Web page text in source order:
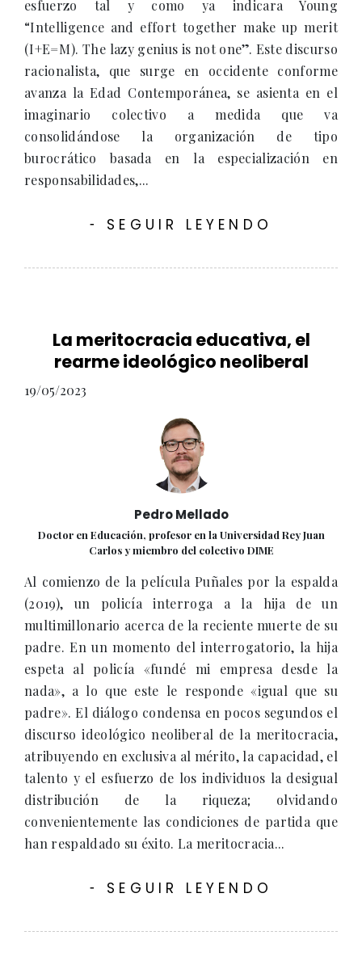
esfuerzo tal y como ya indicara Young
“Intelligence and effort together make up merit
(I+E=M). The lazy genius is not one”. Este discurso
racionalista, que surge en occidente conforme
avanza la Edad Contemporánea, se asienta en el
imaginario colectivo a medida que va
consolidándose la organización de tipo
burocrático basada en la especialización en
responsabilidades,...
- SEGUIR LEYENDO
La meritocracia educativa, el
rearme ideológico neoliberal
19/05/2023
Pedro Mellado
Doctor en Educación, profesor en la Universidad Rey Juan
Carlos y miembro del colectivo DIME
Al comienzo de la película Puñales por la espalda
(2019), un policía interroga a la hija de un
multimillonario acerca de la reciente muerte de su
padre. En un momento del interrogatorio, la hija
espeta al policía «fundé mi empresa desde la
nada», a lo que este le responde «igual que su
padre». El diálogo condensa en pocos segundos el
discurso ideológico neoliberal de la meritocracia,
atribuyendo en exclusiva al mérito, la capacidad, el
talento y el esfuerzo de los individuos la desigual
distribución de la riqueza; olvidando
convenientemente las condiciones de partida que
han respaldado su éxito. La meritocracia...
- SEGUIR LEYENDO